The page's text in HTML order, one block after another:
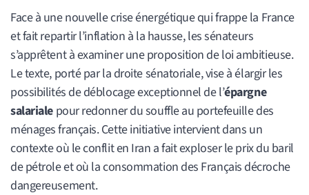
Face à une nouvelle crise énergétique qui frappe la France
et fait repartir l’inflation à la hausse, les sénateurs
s’apprêtent à examiner une proposition de loi ambitieuse.
Le texte, porté par la droite sénatoriale, vise à élargir les
possibilités de déblocage exceptionnel de l’épargne
salarialepour redonner du souffle au portefeuille des
ménages français. Cette initiative intervient dans un
contexte où le conflit en Iran a fait exploser le prix du baril
de pétrole et où la consommation des Français décroche
dangereusement.